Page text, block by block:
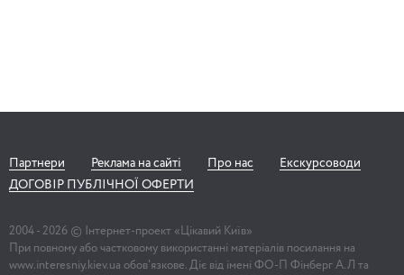
Партнери Реклама на сайті Про нас
Екскурсоводи
ДОГОВІР ПУБЛІЧНОЇ ОФЕРТИ
2004 - 2026 © Інтернет-проект «Цікавий Київ»
При повному або частковому використанні матеріалів посилання на
www.interesniy.kiev.ua обов'язкове. Діє від імені ФО-П Фінберг А.Л та